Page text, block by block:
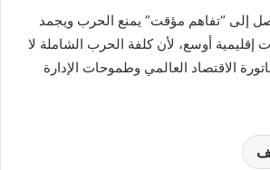
إلى “تفاهم مؤقت” يمنع الحرب ويجمد
إقليمية أوسع، لأن كلفة الحرب الشاملة لا
الاقتصاد العالمي وطموحات الإدارة